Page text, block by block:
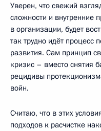
Уверен, что свежий
сложности и внутренние
в организации, будет
так трудно идёт процесс
развития. Сам принцип
кризис – вместо снятия
рецидивы
войн.
Считаю, что в этих
подходов к расчистке